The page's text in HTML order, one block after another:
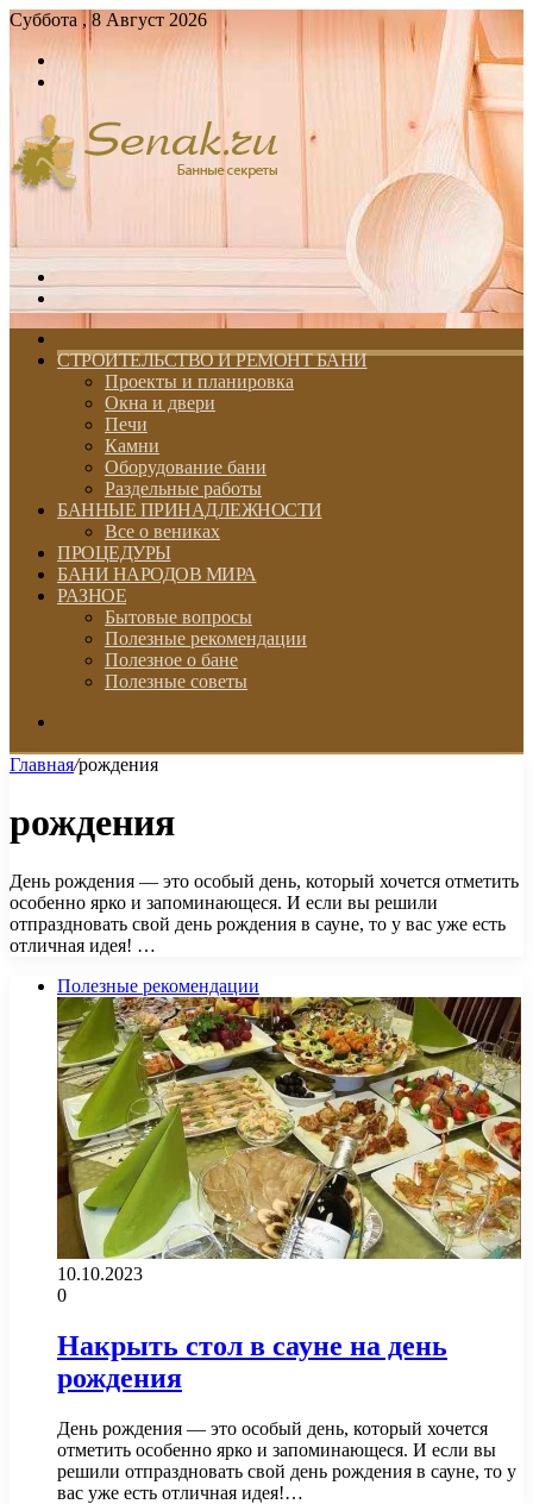
Суббота , 8 Август 2026
Войти
skin
СТРОИТЕЛЬСТВО И РЕМОНТ БАНИ
Проекты и планировка
Окна и двери
Печи
Камни
Оборудование бани
Раздельные работы
БАННЫЕ ПРИНАДЛЕЖНОСТИ
Все о вениках
ПРОЦЕДУРЫ
БАНИ НАРОДОВ МИРА
РАЗНОЕ
Бытовые вопросы
Полезные рекомендации
Полезное о бане
Полезные советы
Главная/рождения
рождения
День рождения — это особый день, который хочется отметить
особенно ярко и запоминающеся. И если вы решили
отпраздновать свой день рождения в сауне, то у вас уже есть
отличная идея! …
Полезные рекомендации
10.10.2023
0
Накрыть стол в сауне на день
рождения
День рождения — это особый день, который хочется
отметить особенно ярко и запоминающеся. И если вы
решили отпраздновать свой день рождения в сауне, то у
вас уже есть отличная идея!…